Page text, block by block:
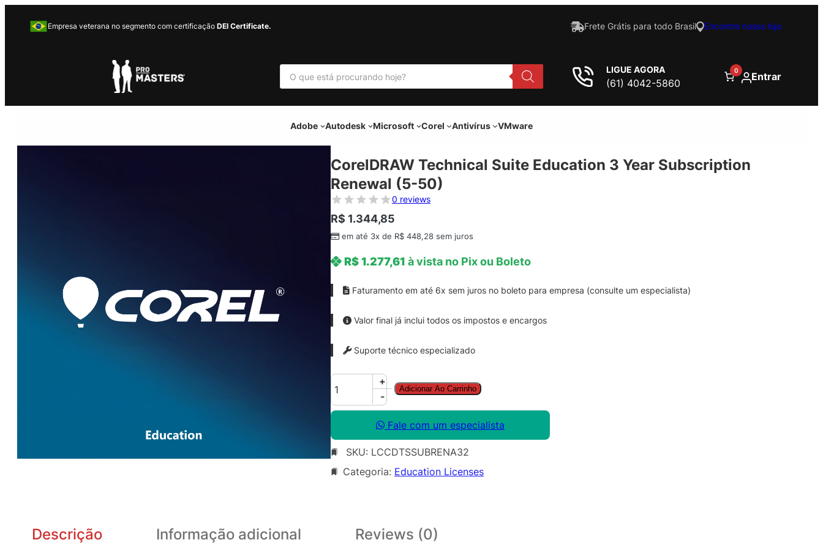
Empresa veterana no segmento com certificação DEI Certificate. Frete Grátis para todo Brasil Encontre nossa loja
P
s
u
r
LIGUE AGORA
(61) 4042-5860
0 Entrar
Adobe Autodesk Microsoft Corel Antivírus VMware
CorelDRAW Technical Suite Education 3 Year Subscription
Renewal (5-50)
0 reviews
R$ 1.344,85
em até 3x de R$ 448,28 sem juros
R$1.277,61 à vista no Pix ou Boleto
Faturamento em até 6x sem juros no boleto para empresa (consulte um especialista)
Valor final já inclui todos os impostos e encargos
Suporte técnico especializado
C
r
l
D
R
+
-
Adicionar Ao Carrinho
Fale com um especialista
SKU: LCCDTSSUBRENA32
Categoria: Education Licenses
Descrição Informação adicional Reviews (0)